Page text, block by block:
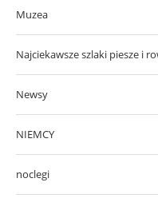
Muzea
Najciekawsze szlaki piesze i
Newsy
NIEMCY
noclegi